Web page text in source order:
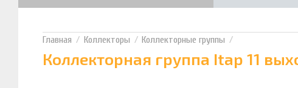
Коллекторы Коллекторные группы
Коллекторная группа Itap 11